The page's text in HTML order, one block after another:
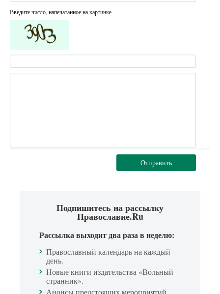
Введите число, напечатанное на картинке
Отправить
Подпишитесь на рассылку
Православие.Ru
Рассылка выходит два раза в неделю:
Православный календарь на каждый
день.
Новые книги издательства «Вольный
странник».
Анонсы предстоящих мероприятий.